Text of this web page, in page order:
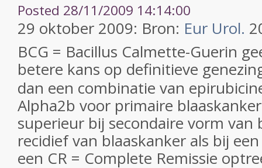
Posted 28/11/2009 14:14:00
29 oktober 2009: Bron: Eur Urol.
BCG = Bacillus Calmette-Guerin
betere kans op definitieve
dan een combinatie van
Alpha2b voor primaire
superieur bij secondaire vorm van
recidief van blaaskanker als bij
een CR = Complete Remissie